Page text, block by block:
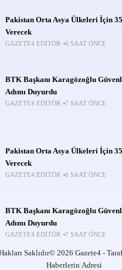
Pakistan Orta Asya Ülkeleri İçin
Verecek
GAZETE4 EDITÖR 6 SAAT ÖNCE
BTK Başkanı Karagözoğlu
Adımı Duyurdu
GAZETE4 EDITÖR 7 SAAT ÖNCE
Pakistan Orta Asya Ülkeleri İçin
Verecek
GAZETE4 EDITÖR 6 SAAT ÖNCE
BTK Başkanı Karagözoğlu
Adımı Duyurdu
GAZETE4 EDITÖR 7 SAAT ÖNCE
Saklıdır© 2026 Gazete4 -
Haberlerin Adresi